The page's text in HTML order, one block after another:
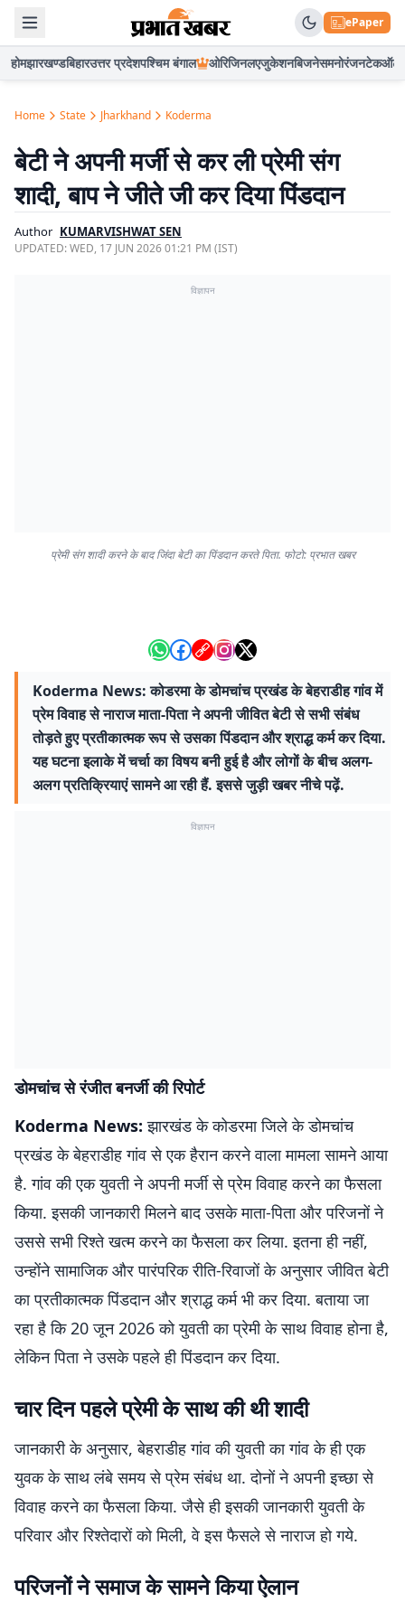
ePaper
होमझारखण्डबिहारउत्तर प्रदेशपश्चिम बंगाल ओरिजिनलएजुकेशनबिजनेसमनोरंजनटेकऑटो
Home State Jharkhand Koderma
बेटी ने अपनी मर्जी से कर ली प्रेमी संग
शादी, बाप ने जीते जी कर दिया पिंडदान
Author KUMARVISHWAT SEN
UPDATED:WED, 17 JUN 2026 01:21 PM (IST)
विज्ञापन
प्रेमी संग शादी करने के बाद जिंदा बेटी का पिंडदान करते पिता. फोटो: प्रभात खबर
Koderma News: कोडरमा के डोमचांच प्रखंड के बेहराडीह गांव में
प्रेम विवाह से नाराज माता-पिता ने अपनी जीवित बेटी से सभी संबंध
तोड़ते हुए प्रतीकात्मक रूप से उसका पिंडदान और श्राद्ध कर्म कर दिया.
यह घटना इलाके में चर्चा का विषय बनी हुई है और लोगों के बीच अलग-
अलग प्रतिक्रियाएं सामने आ रही हैं. इससे जुड़ी खबर नीचे पढ़ें.
विज्ञापन
डोमचांच से रंजीत बनर्जी की रिपोर्ट
Koderma News:झारखंड के कोडरमा जिले के डोमचांच
प्रखंड के बेहराडीह गांव से एक हैरान करने वाला मामला सामने आया
है. गांव की एक युवती ने अपनी मर्जी से प्रेम विवाह करने का फैसला
किया. इसकी जानकारी मिलने बाद उसके माता-पिता और परिजनों ने
उससे सभी रिश्ते खत्म करने का फैसला कर लिया. इतना ही नहीं,
उन्होंने सामाजिक और पारंपरिक रीति-रिवाजों के अनुसार जीवित बेटी
का प्रतीकात्मक पिंडदान और श्राद्ध कर्म भी कर दिया. बताया जा
रहा है कि 20 जून 2026 को युवती का प्रेमी के साथ विवाह होना है,
लेकिन पिता ने उसके पहले ही पिंडदान कर दिया.
चार दिन पहले प्रेमी के साथ की थी शादी
जानकारी के अनुसार, बेहराडीह गांव की युवती का गांव के ही एक
युवक के साथ लंबे समय से प्रेम संबंध था. दोनों ने अपनी इच्छा से
विवाह करने का फैसला किया. जैसे ही इसकी जानकारी युवती के
परिवार और रिश्तेदारों को मिली, वे इस फैसले से नाराज हो गये.
परिजनों ने समाज के सामने किया ऐलान